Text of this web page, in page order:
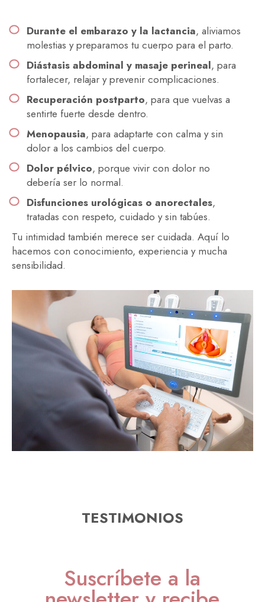
Durante el embarazo y la lactancia, aliviamos
molestias y preparamos tu cuerpo para el parto.
Diástasis abdominal y masaje perineal, para
fortalecer, relajar y prevenir complicaciones.
Recuperación postparto, para que vuelvas a
sentirte fuerte desde dentro.
Menopausia, para adaptarte con calma y sin
dolor a los cambios del cuerpo.
Dolor pélvico, porque vivir con dolor no
debería ser lo normal.
Disfunciones urológicas o anorectales,
tratadas con respeto, cuidado y sin tabúes.
Tu intimidad también merece ser cuidada. Aquí lo
hacemos con conocimiento, experiencia y mucha
sensibilidad.
TESTIMONIOS
Suscríbete a la